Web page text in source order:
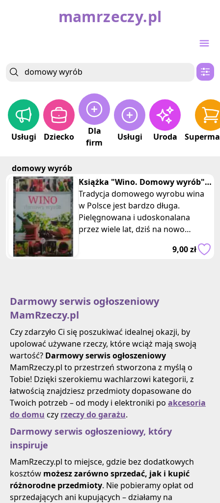
mamrzeczy.pl
Usługi Dziecko
Dla
firm
Usługi Uroda
domowy wyrób
Książka "Wino. Domowy wyrób" -
Praca zbiorowa
Tradycja domowego wyrobu wina
w Polsce jest bardzo długa.
Pielęgnowana i udoskonalana
przez wiele lat, dziś na nowo
przeżywa czasy świetności. Dzięki
9,00 zł
Darmowy serwis ogłoszeniowy
MamRzeczy.pl
Czy zdarzyło Ci się poszukiwać idealnej okazji, by
upolować używane rzeczy, które wciąż mają swoją
wartość? Darmowy serwis ogłoszeniowy
MamRzeczy.pl to przestrzeń stworzona z myślą o
Tobie! Dzięki szerokiemu wachlarzowi kategorii, z
łatwością znajdziesz przedmioty dopasowane do
Twoich potrzeb – od mody i elektroniki po akcesoria
do domu czy rzeczy do garażu.
Darmowy serwis ogłoszeniowy, który
inspiruje
MamRzeczy.pl to miejsce, gdzie bez dodatkowych
kosztów możesz zarówno sprzedać, jak i kupić
różnorodne przedmioty. Nie pobieramy opłat od
sprzedających ani kupujących – działamy na